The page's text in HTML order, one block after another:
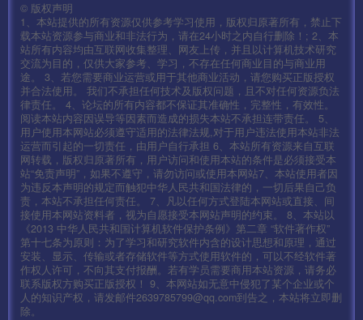
© 版权声明
1、本站提供的所有资源仅供参考学习使用，版权归原著所有，禁止下
载本站资源参与商业和非法行为，请在24小时之内自行删除！; 2、本
站所有内容均由互联网收集整理、网友上传，并且以计算机技术研究
交流为目的，仅供大家参考、学习，不存在任何商业目的与商业用
途。 3、若您需要商业运营或用于其他商业活动，请您购买正版授权
并合法使用。 我们不承担任何技术及版权问题，且不对任何资源负法
律责任。 4、论坛的所有内容都不保证其准确性，完整性，有效性。
阅读本站内容因误导等因素而造成的损失本站不承担连带责任。 5、
用户使用本网站必须遵守适用的法律法规,对于用户违法使用本站非法
运营而引起的一切责任，由用户自行承担 6、本站所有资源来自互联
网转载，版权归原著所有，用户访问和使用本站的条件是必须接受本
站“免责声明”，如果不遵守，请勿访问或使用本网站7、本站使用者因
为违反本声明的规定而触犯中华人民共和国法律的，一切后果自己负
责，本站不承担任何责任。 7、凡以任何方式登陆本网站或直接、间
接使用本网站资料者，视为自愿接受本网站声明的约束。 8、本站以
《2013 中华人民共和国计算机软件保护条例》第二章 “软件著作权”
第十七条为原则：为了学习和研究软件内含的设计思想和原理，通过
安装、显示、传输或者存储软件等方式使用软件的，可以不经软件著
作权人许可，不向其支付报酬。若有学员需要商用本站资源，请务必
联系版权方购买正版授权！ 9、本网站如无意中侵犯了某个企业或个
人的知识产权，请发邮件2639785799@qq.com到告之，本站将立即删
除。